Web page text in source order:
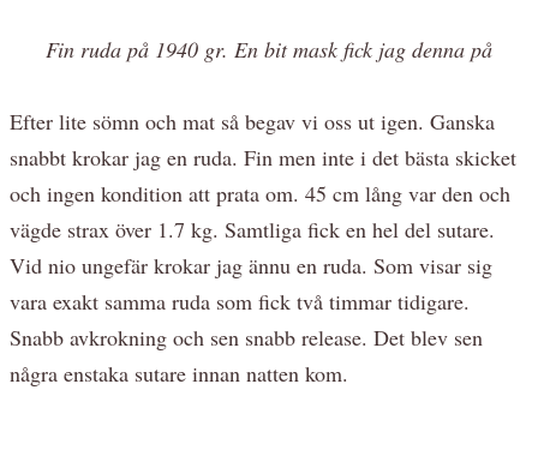
Fin ruda på 1940 gr. En bit mask fick jag denna på
Efter lite sömn och mat så begav vi oss ut igen. Ganska
snabbt krokar jag en ruda. Fin men inte i det bästa skicket
och ingen kondition att prata om. 45 cm lång var den och
vägde strax över 1.7 kg. Samtliga fick en hel del sutare.
Vid nio ungefär krokar jag ännu en ruda. Som visar sig
vara exakt samma ruda som fick två timmar tidigare.
Snabb avkrokning och sen snabb release. Det blev sen
några enstaka sutare innan natten kom.